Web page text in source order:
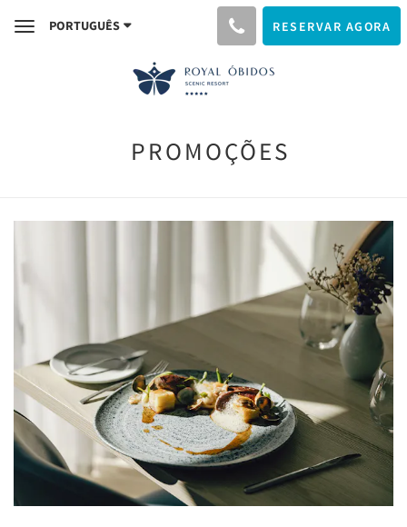
TogglePORTUGUÊS RESERVAR AGORA
PROMOÇÕES